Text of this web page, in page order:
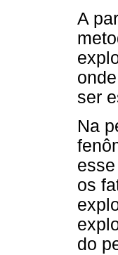
A
ser
Na
os
do